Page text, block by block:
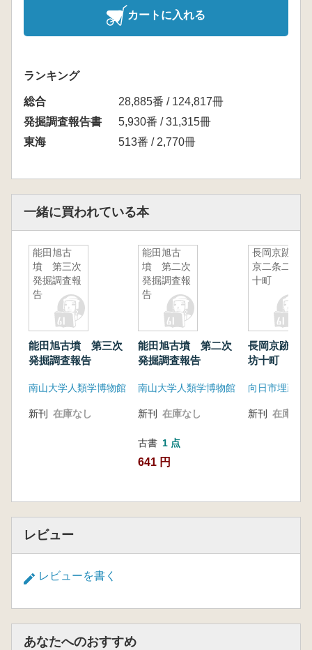
カートに入れる
ランキング
総合
28,885番 / 124,817冊
発掘調査報告書
5,930番 / 31,315冊
東海
513番 / 2,770冊
一緒に買われている本
能田旭古
墳 第三次
発掘調査報
告
能田旭古墳 第三次
発掘調査報告
南山大学人類学博物館
新刊 在庫なし
能田旭古
墳 第二次
発掘調査報
告
能田旭古墳 第二次
発掘調査報告
南山大学人類学博物館
新刊 在庫なし
古書 1 点
641 円
長岡京跡左
京二条二坊
十町
長岡京跡左
坊十町
新刊 在庫なし
レビュー
レビューを書く
あなたへのおすすめ